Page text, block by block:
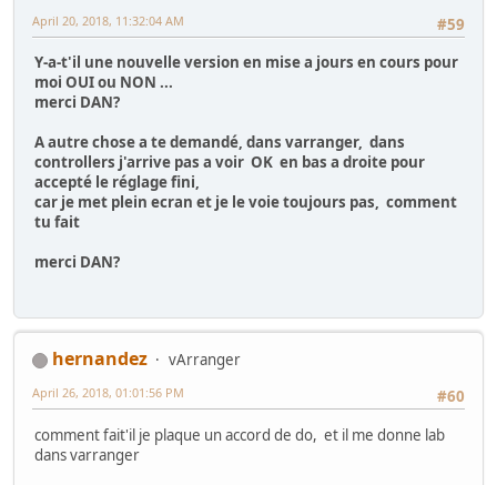
#59
April 20, 2018, 11:32:04 AM
Y-a-t'il une nouvelle version en mise a jours en cours pour
moi OUI ou NON ...
merci DAN?
A autre chose a te demandé, dans varranger, dans
controllers j'arrive pas a voir OK en bas a droite pour
accepté le réglage fini,
car je met plein ecran et je le voie toujours pas, comment
tu fait
merci DAN?
hernandez
vArranger
#60
April 26, 2018, 01:01:56 PM
comment fait'il je plaque un accord de do, et il me donne lab
dans varranger